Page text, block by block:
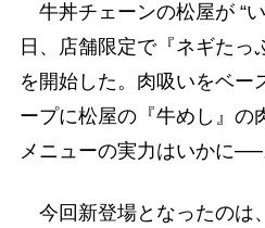
牛丼チェーンの松屋が “
日、店舗限定で『ネギたっ
を開始した。肉吸いをベー
ープに松屋の『牛めし』の
メニューの実力はいかに──
今回新登場となったのは